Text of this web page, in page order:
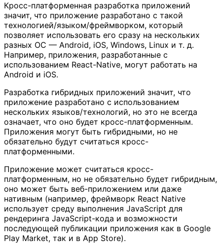
Кросс-платформенная разработка приложений
значит, что приложение разработано с такой
технологией/языком/фреймворком, который
позволяет использовать его сразу на нескольких
разных ОС — Android, iOS, Windows, Linux и т. д.
Например, приложения, разработанные с
использованием React-Native, могут работать на
Android и iOS.
Разработка гибридных приложений значит, что
приложение разработано с использованием
нескольких языков/технологий, но это не всегда
означает, что оно будет кросс-платформенным.
Приложения могут быть гибридными, но не
обязательно будут считаться кросс-
платформенными.
Приложение может считаться кросс-
платформенным, но не обязательно будет гибридным,
оно может быть веб-приложением или даже
нативным (например, фреймворк React Native
использует среду выполнения JavaScript для
рендеринга JavaScript-кода и возможности
последующей публикации приложения как в Google
Play Market, так и в App Store).